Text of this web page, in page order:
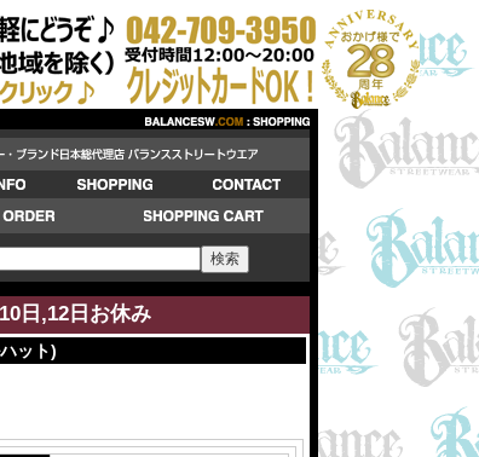
日,12日お休み
ット)